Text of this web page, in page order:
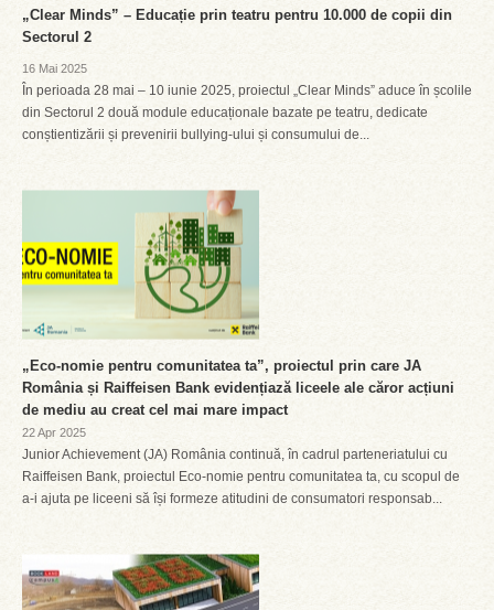
„Clear Minds” – Educație prin teatru pentru 10.000 de copii din
Sectorul 2
16 Mai 2025
În perioada 28 mai – 10 iunie 2025, proiectul „Clear Minds” aduce în școlile
din Sectorul 2 două module educaționale bazate pe teatru, dedicate
conștientizării și prevenirii bullying-ului și consumului de...
„Eco-nomie pentru comunitatea ta”, proiectul prin care JA
România și Raiffeisen Bank evidențiază liceele ale căror acțiuni
de mediu au creat cel mai mare impact
22 Apr 2025
Junior Achievement (JA) România continuă, în cadrul parteneriatului cu
Raiffeisen Bank, proiectul Eco-nomie pentru comunitatea ta, cu scopul de
a-i ajuta pe liceeni să își formeze atitudini de consumatori responsab...